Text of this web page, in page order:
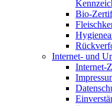
Bio-
Internet- und
Internet-